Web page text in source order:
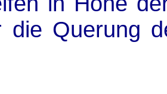
die Querung